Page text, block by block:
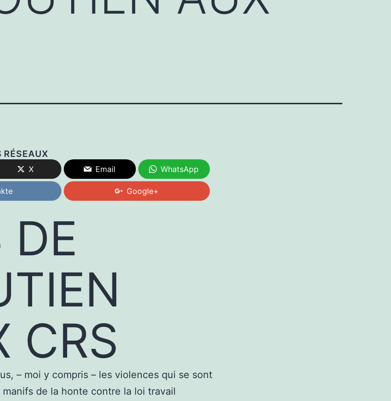
RÉSEAUX
X Email WhatsApp
Google+
DE
CRS
– moi y compris – les violences qui se sont
de la honte contre la loi travail